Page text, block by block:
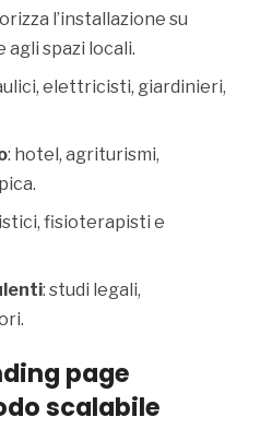
l’installazione su
agli spazi locali.
elettricisti, giardinieri,
: hotel, agriturismi,
fisioterapisti e
: studi legali,
page
scalabile